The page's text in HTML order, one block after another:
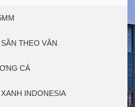
THEO VÂN
CÁ
INDONESIA